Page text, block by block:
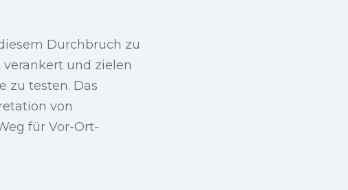
Durchbruch zu
und zielen
zu testen. Das
von
für Vor-Ort-